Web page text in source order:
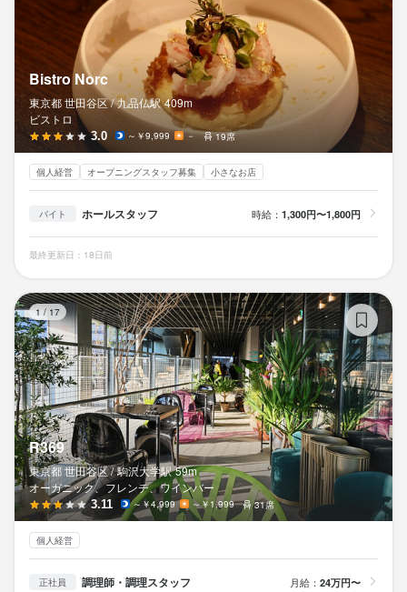
Bistro Norc
東京都 世田谷区 / 九品仏駅 409m
ビストロ
3.0 ～￥9,999 － 19席
個人経営 オープニングスタッフ募集 小さなお店
バイト ホールスタッフ 時給： 1,300円〜1,800円
最終更新日：18日前
1/ 17
R369
東京都 世田谷区 / 駒沢大学駅 59m
オーガニック、フレンチ、ワインバー
3.11 ～￥4,999 ～￥1,999 31席
個人経営
正社員 調理師・調理スタッフ 月給： 24万円〜